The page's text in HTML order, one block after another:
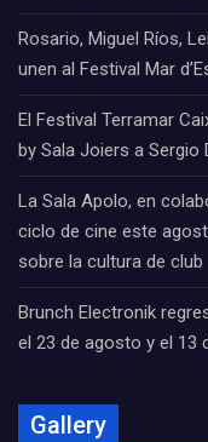
Rosario, Miguel Ríos,
unen al Festival Mar
El Festival Terramar
by Sala Joiers a Sergio
La Sala Apolo, en
ciclo de cine este
sobre la cultura de club
Brunch Electronik
el 23 de agosto y el 13
Gallery